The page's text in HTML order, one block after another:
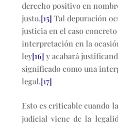
derecho positivo en
justo.[15] Tal depuración
justicia en el caso
interpretación en la
ley[16] y acabará
significado como una
legal.[17]
Esto es criticable cuando
judicial viene de la